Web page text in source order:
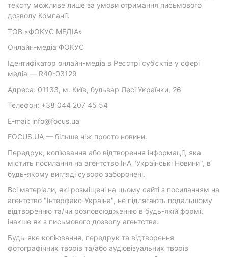
тексту можливе лише за умови отримання письмового
дозволу Компанії.
ТОВ «ФОКУС МЕДІА»
Онлайн-медіа ФОКУС
Ідентифікатор онлайн-медіа в Реєстрі суб’єктів у сфері
медіа — R40-03129
Адреса: 01133, м. Київ, бульвар Лесі Українки, 26
Телефон: +38 044 207 45 54
E-mail: info@focus.ua
FOCUS.UA — більше ніж просто новини.
Передрук, копіювання або відтворення інформації, яка
містить посилання на агентство ІнА "Українські Новини", в
будь-якому вигляді суворо заборонені.
Всі матеріали, які розміщені на цьому сайті з посиланням на
агентство "Інтерфакс-Україна", не підлягають подальшому
відтворенню та/чи розповсюдженню в будь-якій формі,
інакше як з письмового дозволу агентства.
Будь-яке копіювання, передрук та відтворення
фотографічних творів та/або аудіовізуальних творів